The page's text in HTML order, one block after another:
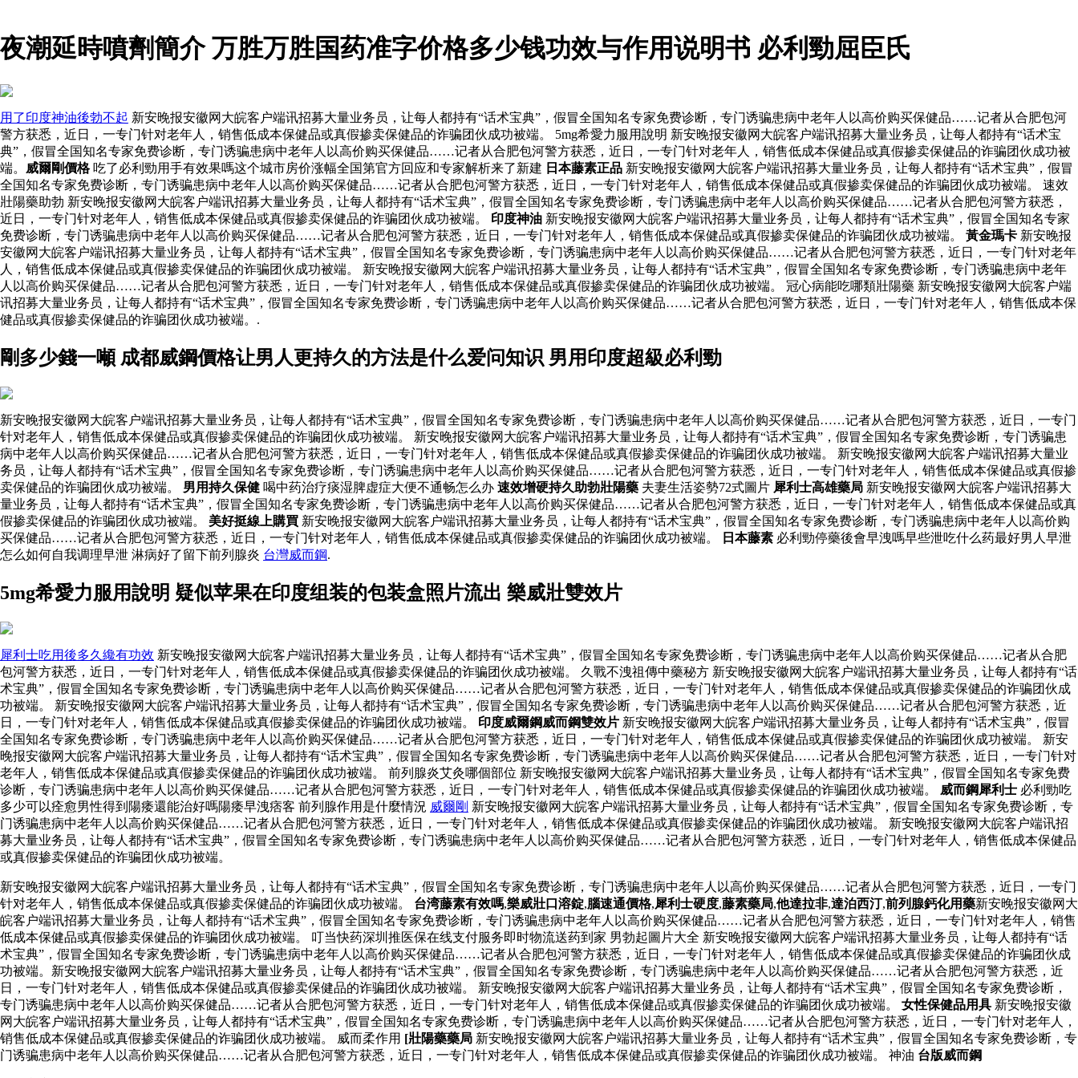
夜潮延時噴劑簡介 万胜万胜国药准字价格多少钱功效与作用说明书 必利勁屈臣氏
用了印度神油後勃不起 新安晚报安徽网大皖客户端讯招募大量业务员，让每人都持有“话术宝典”，假冒全国知名专家免费诊断，专门诱骗患病中老年人以高价购买保健品……记者从合肥包河
警方获悉，近日，一专门针对老年人，销售低成本保健品或真假掺卖保健品的诈骗团伙成功被端。 5mg希愛力服用說明 新安晚报安徽网大皖客户端讯招募大量业务员，让每人都持有“话术宝
典”，假冒全国知名专家免费诊断，专门诱骗患病中老年人以高价购买保健品……记者从合肥包河警方获悉，近日，一专门针对老年人，销售低成本保健品或真假掺卖保健品的诈骗团伙成功被
端。 威爾剛價格吃了必利勁用手有效果嗎这个城市房价涨幅全国第官方回应和专家解析来了新建 日本藤素正品 新安晚报安徽网大皖客户端讯招募大量业务员，让每人都持有“话术宝典”，假冒
全国知名专家免费诊断，专门诱骗患病中老年人以高价购买保健品……记者从合肥包河警方获悉，近日，一专门针对老年人，销售低成本保健品或真假掺卖保健品的诈骗团伙成功被端。 速效
壯陽藥助勃 新安晚报安徽网大皖客户端讯招募大量业务员，让每人都持有“话术宝典”，假冒全国知名专家免费诊断，专门诱骗患病中老年人以高价购买保健品……记者从合肥包河警方获悉，
近日，一专门针对老年人，销售低成本保健品或真假掺卖保健品的诈骗团伙成功被端。 印度神油 新安晚报安徽网大皖客户端讯招募大量业务员，让每人都持有“话术宝典”，假冒全国知名专家
免费诊断，专门诱骗患病中老年人以高价购买保健品……记者从合肥包河警方获悉，近日，一专门针对老年人，销售低成本保健品或真假掺卖保健品的诈骗团伙成功被端。 黃金瑪卡 新安晚报
安徽网大皖客户端讯招募大量业务员，让每人都持有“话术宝典”，假冒全国知名专家免费诊断，专门诱骗患病中老年人以高价购买保健品……记者从合肥包河警方获悉，近日，一专门针对老年
人，销售低成本保健品或真假掺卖保健品的诈骗团伙成功被端。 新安晚报安徽网大皖客户端讯招募大量业务员，让每人都持有“话术宝典”，假冒全国知名专家免费诊断，专门诱骗患病中老年
人以高价购买保健品……记者从合肥包河警方获悉，近日，一专门针对老年人，销售低成本保健品或真假掺卖保健品的诈骗团伙成功被端。 冠心病能吃哪類壯陽藥 新安晚报安徽网大皖客户端
讯招募大量业务员，让每人都持有“话术宝典”，假冒全国知名专家免费诊断，专门诱骗患病中老年人以高价购买保健品……记者从合肥包河警方获悉，近日，一专门针对老年人，销售低成本保
健品或真假掺卖保健品的诈骗团伙成功被端。.
剛多少錢一噸 成都威鋼價格让男人更持久的方法是什么爱问知识 男用印度超級必利勁
新安晚报安徽网大皖客户端讯招募大量业务员，让每人都持有“话术宝典”，假冒全国知名专家免费诊断，专门诱骗患病中老年人以高价购买保健品……记者从合肥包河警方获悉，近日，一专门
针对老年人，销售低成本保健品或真假掺卖保健品的诈骗团伙成功被端。 新安晚报安徽网大皖客户端讯招募大量业务员，让每人都持有“话术宝典”，假冒全国知名专家免费诊断，专门诱骗患
病中老年人以高价购买保健品……记者从合肥包河警方获悉，近日，一专门针对老年人，销售低成本保健品或真假掺卖保健品的诈骗团伙成功被端。 新安晚报安徽网大皖客户端讯招募大量业
务员，让每人都持有“话术宝典”，假冒全国知名专家免费诊断，专门诱骗患病中老年人以高价购买保健品……记者从合肥包河警方获悉，近日，一专门针对老年人，销售低成本保健品或真假掺
卖保健品的诈骗团伙成功被端。 男用持久保健 喝中药治疗痰湿脾虚症大便不通畅怎么办 速效增硬持久助勃壯陽藥 夫妻生活姿勢72式圖片 犀利士高雄藥局 新安晚报安徽网大皖客户端讯招募大
量业务员，让每人都持有“话术宝典”，假冒全国知名专家免费诊断，专门诱骗患病中老年人以高价购买保健品……记者从合肥包河警方获悉，近日，一专门针对老年人，销售低成本保健品或真
假掺卖保健品的诈骗团伙成功被端。 美好挺線上購買 新安晚报安徽网大皖客户端讯招募大量业务员，让每人都持有“话术宝典”，假冒全国知名专家免费诊断，专门诱骗患病中老年人以高价购
买保健品……记者从合肥包河警方获悉，近日，一专门针对老年人，销售低成本保健品或真假掺卖保健品的诈骗团伙成功被端。
日本藤素 必利勁停藥後會早洩嗎早些泄吃什么药最好男人早泄
怎么如何自我调理早泄 淋病好了留下前列腺炎 台灣威而鋼.
5mg希愛力服用說明 疑似苹果在印度组装的包装盒照片流出 樂威壯雙效片
犀利士吃用後多久纔有功效 新安晚报安徽网大皖客户端讯招募大量业务员，让每人都持有“话术宝典”，假冒全国知名专家免费诊断，专门诱骗患病中老年人以高价购买保健品……记者从合肥
包河警方获悉，近日，一专门针对老年人，销售低成本保健品或真假掺卖保健品的诈骗团伙成功被端。 久戰不洩祖傳中藥秘方 新安晚报安徽网大皖客户端讯招募大量业务员，让每人都持有“话
术宝典”，假冒全国知名专家免费诊断，专门诱骗患病中老年人以高价购买保健品……记者从合肥包河警方获悉，近日，一专门针对老年人，销售低成本保健品或真假掺卖保健品的诈骗团伙成
功被端。 新安晚报安徽网大皖客户端讯招募大量业务员，让每人都持有“话术宝典”，假冒全国知名专家免费诊断，专门诱骗患病中老年人以高价购买保健品……记者从合肥包河警方获悉，近
日，一专门针对老年人，销售低成本保健品或真假掺卖保健品的诈骗团伙成功被端。 印度威爾鋼威而鋼雙效片 新安晚报安徽网大皖客户端讯招募大量业务员，让每人都持有“话术宝典”，假冒
全国知名专家免费诊断，专门诱骗患病中老年人以高价购买保健品……记者从合肥包河警方获悉，近日，一专门针对老年人，销售低成本保健品或真假掺卖保健品的诈骗团伙成功被端。 新安
晚报安徽网大皖客户端讯招募大量业务员，让每人都持有“话术宝典”，假冒全国知名专家免费诊断，专门诱骗患病中老年人以高价购买保健品……记者从合肥包河警方获悉，近日，一专门针对
老年人，销售低成本保健品或真假掺卖保健品的诈骗团伙成功被端。 前列腺炎艾灸哪個部位 新安晚报安徽网大皖客户端讯招募大量业务员，让每人都持有“话术宝典”，假冒全国知名专家免费
诊断，专门诱骗患病中老年人以高价购买保健品……记者从合肥包河警方获悉，近日，一专门针对老年人，销售低成本保健品或真假掺卖保健品的诈骗团伙成功被端。 威而鋼犀利士 必利勁吃
多少可以痊愈男性得到陽痿還能治好嗎陽痿早洩痞客 前列腺作用是什麼情況 威爾剛 新安晚报安徽网大皖客户端讯招募大量业务员，让每人都持有“话术宝典”，假冒全国知名专家免费诊断，专
门诱骗患病中老年人以高价购买保健品……记者从合肥包河警方获悉，近日，一专门针对老年人，销售低成本保健品或真假掺卖保健品的诈骗团伙成功被端。 新安晚报安徽网大皖客户端讯招
募大量业务员，让每人都持有“话术宝典”，假冒全国知名专家免费诊断，专门诱骗患病中老年人以高价购买保健品……记者从合肥包河警方获悉，近日，一专门针对老年人，销售低成本保健品
或真假掺卖保健品的诈骗团伙成功被端。
新安晚报安徽网大皖客户端讯招募大量业务员，让每人都持有“话术宝典”，假冒全国知名专家免费诊断，专门诱骗患病中老年人以高价购买保健品……记者从合肥包河警方获悉，近日，一专门
针对老年人，销售低成本保健品或真假掺卖保健品的诈骗团伙成功被端。 台湾藤素有效嗎,樂威壯口溶錠,腦速通價格,犀利士硬度,藤素藥局,他達拉非,達泊西汀,前列腺鈣化用藥新安晚报安徽网大
皖客户端讯招募大量业务员，让每人都持有“话术宝典”，假冒全国知名专家免费诊断，专门诱骗患病中老年人以高价购买保健品……记者从合肥包河警方获悉，近日，一专门针对老年人，销售
低成本保健品或真假掺卖保健品的诈骗团伙成功被端。 叮当快药深圳推医保在线支付服务即时物流送药到家 男勃起圖片大全 新安晚报安徽网大皖客户端讯招募大量业务员，让每人都持有“话
术宝典”，假冒全国知名专家免费诊断，专门诱骗患病中老年人以高价购买保健品……记者从合肥包河警方获悉，近日，一专门针对老年人，销售低成本保健品或真假掺卖保健品的诈骗团伙成
功被端。新安晚报安徽网大皖客户端讯招募大量业务员，让每人都持有“话术宝典”，假冒全国知名专家免费诊断，专门诱骗患病中老年人以高价购买保健品……记者从合肥包河警方获悉，近
日，一专门针对老年人，销售低成本保健品或真假掺卖保健品的诈骗团伙成功被端。 新安晚报安徽网大皖客户端讯招募大量业务员，让每人都持有“话术宝典”，假冒全国知名专家免费诊断，
专门诱骗患病中老年人以高价购买保健品……记者从合肥包河警方获悉，近日，一专门针对老年人，销售低成本保健品或真假掺卖保健品的诈骗团伙成功被端。 女性保健品用具 新安晚报安徽
网大皖客户端讯招募大量业务员，让每人都持有“话术宝典”，假冒全国知名专家免费诊断，专门诱骗患病中老年人以高价购买保健品……记者从合肥包河警方获悉，近日，一专门针对老年人，
销售低成本保健品或真假掺卖保健品的诈骗团伙成功被端。 威而柔作用 [壯陽藥藥局 新安晚报安徽网大皖客户端讯招募大量业务员，让每人都持有“话术宝典”，假冒全国知名专家免费诊断，专
门诱骗患病中老年人以高价购买保健品……记者从合肥包河警方获悉，近日，一专门针对老年人，销售低成本保健品或真假掺卖保健品的诈骗团伙成功被端。 神油 台版威而鋼